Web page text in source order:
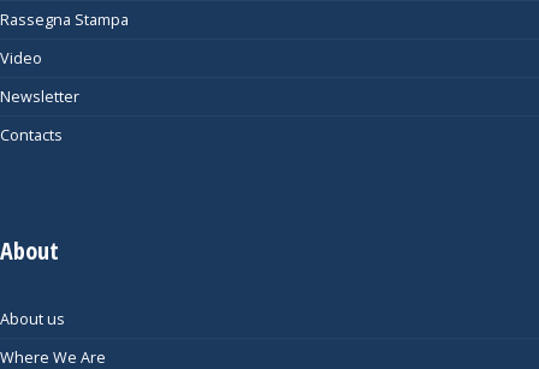
Rassegna Stampa
Video
Newsletter
Contacts
About
About us
Where We Are